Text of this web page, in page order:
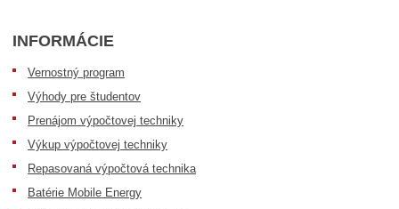
INFORMÁCIE
Vernostný program
Výhody pre študentov
Prenájom výpočtovej techniky
Výkup výpočtovej techniky
Repasovaná výpočtová technika
Batérie Mobile Energy